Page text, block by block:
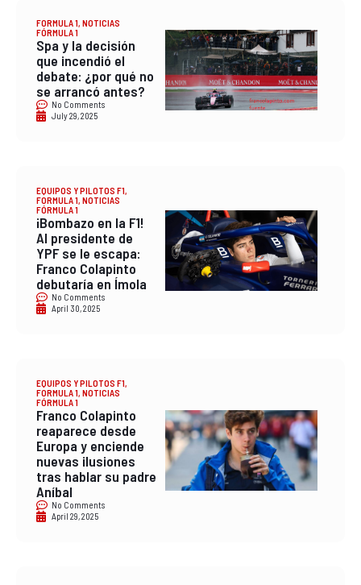
FORMULA 1, NOTICIAS
FÓRMULA 1
Spa y la decisión
que incendió el
debate: ¿por qué no
se arrancó antes?
No Comments
July 29, 2025
EQUIPOS Y PILOTOS F1,
FORMULA 1, NOTICIAS
FÓRMULA 1
¡Bombazo en la F1!
Al presidente de
YPF se le escapa:
Franco Colapinto
debutaría en Ímola
No Comments
April 30, 2025
EQUIPOS Y PILOTOS F1,
FORMULA 1, NOTICIAS
FÓRMULA 1
Franco Colapinto
reaparece desde
Europa y enciende
nuevas ilusiones
tras hablar su padre
Aníbal
No Comments
April 29, 2025